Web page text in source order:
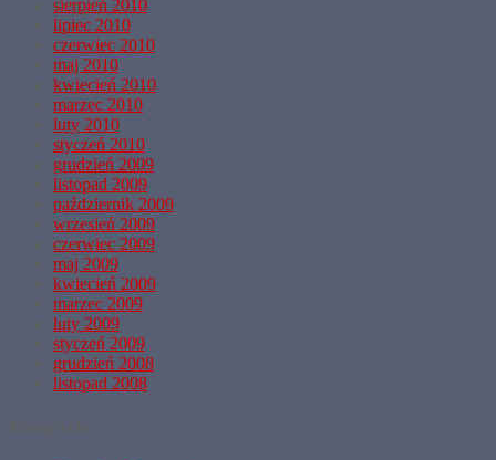
sierpień 2010
lipiec 2010
czerwiec 2010
maj 2010
kwiecień 2010
marzec 2010
luty 2010
styczeń 2010
grudzień 2009
listopad 2009
październik 2009
wrzesień 2009
czerwiec 2009
maj 2009
kwiecień 2009
marzec 2009
luty 2009
styczeń 2009
grudzień 2008
listopad 2008